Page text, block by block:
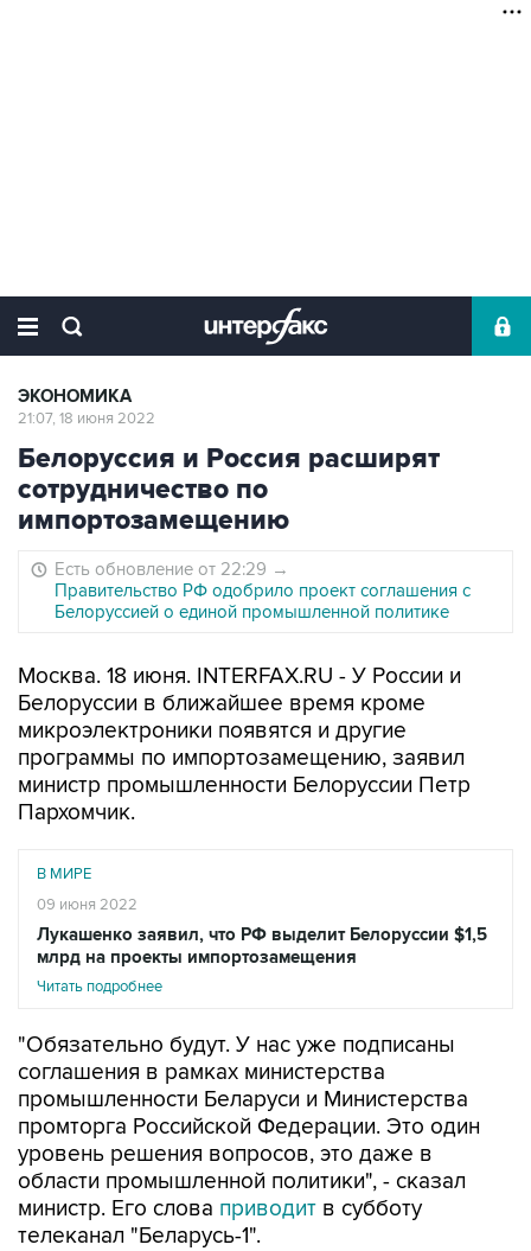
ЭКОНОМИКА
21:07, 18 июня 2022
Белоруссия и Россия расширят
сотрудничество по
импортозамещению
Есть обновление от 22:29 →
Правительство РФ одобрило проект соглашения с
Белоруссией о единой промышленной политике
Москва. 18 июня. INTERFAX.RU - У России и
Белоруссии в ближайшее время кроме
микроэлектроники появятся и другие
программы по импортозамещению, заявил
министр промышленности Белоруссии Петр
Пархомчик.
В МИРЕ
09 июня 2022
Лукашенко заявил, что РФ выделит Белоруссии $1,5
млрд на проекты импортозамещения
Читать подробнее
"Обязательно будут. У нас уже подписаны
соглашения в рамках министерства
промышленности Беларуси и Министерства
промторга Российской Федерации. Это один
уровень решения вопросов, это даже в
области промышленной политики", - сказал
министр. Его слова приводит в субботу
телеканал "Беларусь-1".